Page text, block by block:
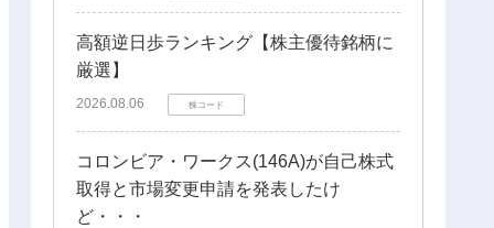
高額逆日歩ランキング【株主優待銘柄に
厳選】
2026.08.06 株コード
コロンビア・ワークス(146A)が自己株式
取得と市場変更申請を発表したけ
ど・・・